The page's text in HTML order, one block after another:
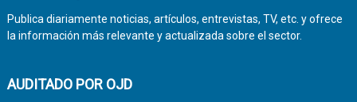
Publica diariamente noticias, artículos, entrevistas, TV, etc. y ofrece
la información más relevante y actualizada sobre el sector.
AUDITADO POR OJD